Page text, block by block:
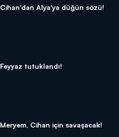
Cihan'dan Alya'ya düğün sözü!
Feyyaz tutuklandı!
Meryem, Cihan için savaşacak!